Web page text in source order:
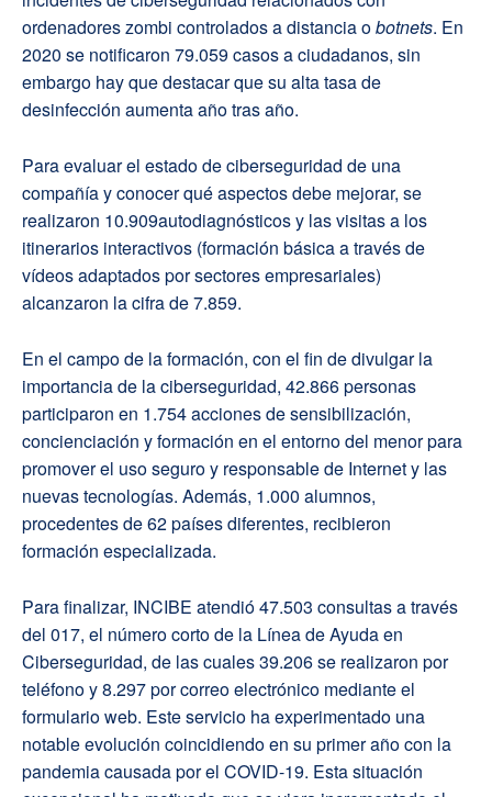
ordenadores zombi controlados a distancia obotnets. En
2020 se notificaron 79.059 casos a ciudadanos, sin
embargo hay que destacar que su alta tasa de
desinfección aumenta año tras año.
Para evaluar el estado de ciberseguridad de una
compañía y conocer qué aspectos debe mejorar, se
realizaron 10.909autodiagnósticos y las visitas a los
itinerarios interactivos (formación básica a través de
vídeos adaptados por sectores empresariales)
alcanzaron la cifra de 7.859.
En el campo de la formación, con el fin de divulgar la
importancia de la ciberseguridad, 42.866 personas
participaron en 1.754 acciones de sensibilización,
concienciación y formación en el entorno del menor para
promover el uso seguro y responsable de Internet y las
nuevas tecnologías. Además, 1.000 alumnos,
procedentes de 62 países diferentes, recibieron
formación especializada.
Para finalizar, INCIBE atendió 47.503 consultas a través
del 017, el número corto de la Línea de Ayuda en
Ciberseguridad, de las cuales 39.206 se realizaron por
teléfono y 8.297 por correo electrónico mediante el
formulario web. Este servicio ha experimentado una
notable evolución coincidiendo en su primer año con la
pandemia causada por el COVID-19. Esta situación